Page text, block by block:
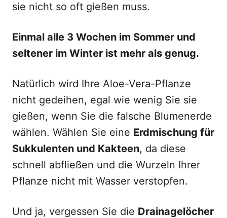
sie nicht so oft gießen muss.
Einmal alle 3 Wochen im Sommer und
seltener im Winter ist mehr als genug.
Natürlich wird Ihre Aloe-Vera-Pflanze
nicht gedeihen, egal wie wenig Sie sie
gießen, wenn Sie die falsche Blumenerde
wählen. Wählen Sie eine Erdmischung für
Sukkulenten und Kakteen, da diese
schnell abfließen und die Wurzeln Ihrer
Pflanze nicht mit Wasser verstopfen.
Und ja, vergessen Sie die Drainagelöcher